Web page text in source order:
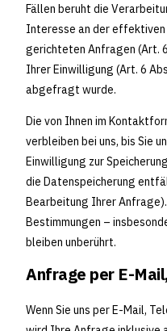
Fällen beruht die
Interesse an der effektiven
gerichteten Anfragen (Art.
Ihrer Einwilligung (Art. 6
abgefragt wurde.
Die von Ihnen im
verbleiben bei uns, bis Sie
Einwilligung zur
die Datenspeicherung
Bearbeitung Ihrer
Bestimmungen –
bleiben unberührt.
Anfrage per E-
Wenn Sie uns per E-Mail,